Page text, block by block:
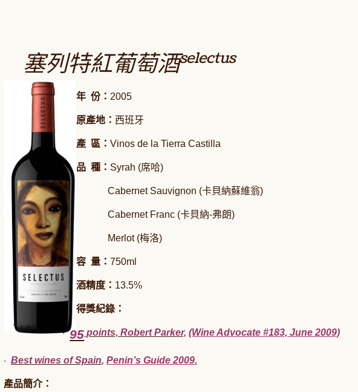
塞列特紅葡萄酒selectus
年 份： 2005
原產地： 西班牙
產 區： Vinos de la Tierra Castilla
品 種： Syrah (席哈)
Cabernet Sauvignon (卡貝納蘇維翁)
Cabernet Franc (卡貝納-弗朗)
Merlot (梅洛)
容 量： 750m
酒精度： 13.5%
得獎紀錄：
‧95 points, Robert Parker, (Wine Advocate #183, June 2009)
‧ Best wines of Spain, Penin’s Guide 2009.
產品簡介：